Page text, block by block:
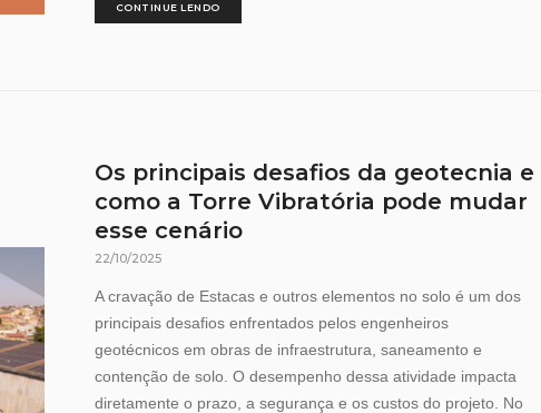
CONTINUE LENDO
Os principais desafios da geotecnia e
como a Torre Vibratória pode mudar
esse cenário
22/10/2025
A cravação de Estacas e outros elementos no solo é um dos
principais desafios enfrentados pelos engenheiros
geotécnicos em obras de infraestrutura, saneamento e
contenção de solo. O desempenho dessa atividade impacta
diretamente o prazo, a segurança e os custos do projeto. No